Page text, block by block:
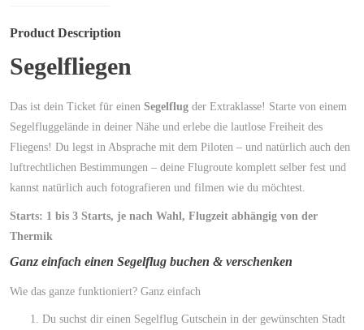
Product Description
Segelfliegen
Das ist dein Ticket für einenSegelflug der Extraklasse! Starte von einem
Segelfluggelände in deiner Nähe und erlebe die lautlose Freiheit des
Fliegens! Du legst in Absprache mit dem Piloten – und natürlich auch den
luftrechtlichen Bestimmungen – deine Flugroute komplett selber fest und
kannst natürlich auch fotografieren und filmen wie du möchtest.
Starts: 1 bis 3 Starts, je nach Wahl, Flugzeit abhängig von der
Thermik
Ganz einfach einen Segelflug buchen & verschenken
Wie das ganze funktioniert? Ganz einfach
Du suchst dir einen Segelflug Gutschein in der gewünschten Stadt